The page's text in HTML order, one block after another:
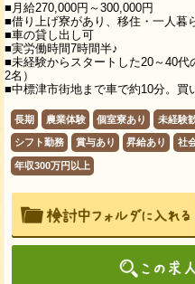
■月給270,000円～300,000円
■借り上げ寮があり、移住・一人暮
■車の貸し出し可
■実労働時間7時間半♪
■未経験からスタートした20～40
2名）
■中標津市街地まで車で約10分。買
長期 農業体験 個室寮あり 未経験
シフト勤務 賞与あり 昇給あり 社
年収300万円以上